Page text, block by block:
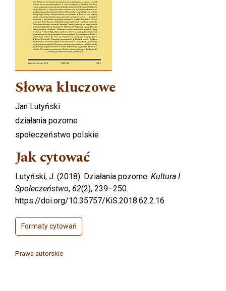
Słowa kluczowe
Jan Lutyński
działania pozorne
społeczeństwo polskie
Jak cytować
Lutyński, J. (2018). Działania pozorne. Kultura I
Społeczeństwo, 62(2), 239–250.
https://doi.org/10.35757/KiS.2018.62.2.16
Formaty cytowań
Prawa autorskie